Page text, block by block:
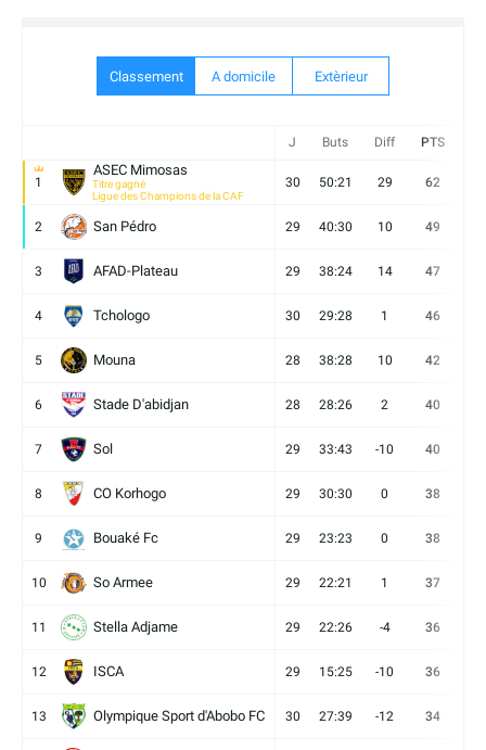
Classement A domicile Extèrieur
J Buts Diff PTS
1
ASEC Mimosas
Titre gagné
Ligue des Champions de la CAF
30 50:21 29 62
2 San Pédro 29 40:30 10 49
3 AFAD-Plateau 29 38:24 14 47
4 Tchologo 30 29:28 1 46
5 Mouna 28 38:28 10 42
6 Stade D'abidjan 28 28:26 2 40
7 Sol 29 33:43 -10 40
8 CO Korhogo 29 30:30 0 38
9 Bouaké Fc 29 23:23 0 38
10 So Armee 29 22:21 1 37
11 Stella Adjame 29 22:26 -4 36
12 ISCA 29 15:25 -10 36
13 Olympique Sport d'Abobo FC 30 27:39 -12 34